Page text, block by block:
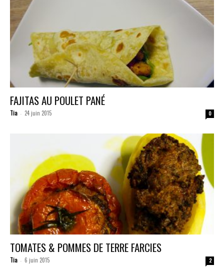
FAJITAS AU POULET PANÉ
Tia - 24 juin 2015 0
TOMATES & POMMES DE TERRE FARCIES
Tia - 6 juin 2015 2